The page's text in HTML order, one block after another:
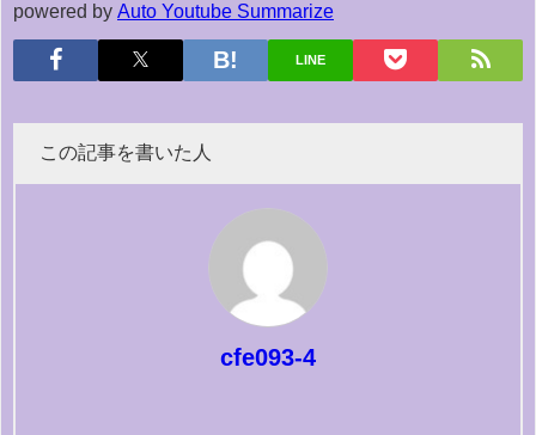
powered by Auto Youtube Summarize
LINE
この記事を書いた人
cfe093-4